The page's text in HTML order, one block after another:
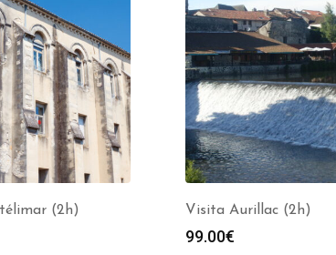
(2h) Visita Aurillac (2h)
99.00€